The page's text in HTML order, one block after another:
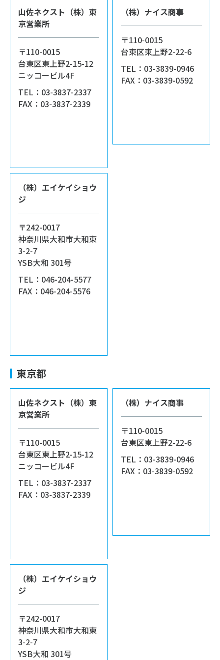
山佐ネクスト（株）東
京営業所
〒110-0015
台東区東上野2-15-12
ニッコービル4F
TEL：03-3837-2337
FAX：03-3837-2339
（株）ナイス商事
〒110-0015
台東区東上野2-22-6
TEL：03-3839-0946
FAX：03-3839-0592
（株）エイケイショウ
ジ
〒242-0017
神奈川県大和市大和東
3-2-7
YSB大和 301号
TEL：046-204-5577
FAX：046-204-5576
東京都
山佐ネクスト（株）東
京営業所
〒110-0015
台東区東上野2-15-12
ニッコービル4F
TEL：03-3837-2337
FAX：03-3837-2339
（株）ナイス商事
〒110-0015
台東区東上野2-22-6
TEL：03-3839-0946
FAX：03-3839-0592
（株）エイケイショウ
ジ
〒242-0017
神奈川県大和市大和東
3-2-7
YSB大和 301号